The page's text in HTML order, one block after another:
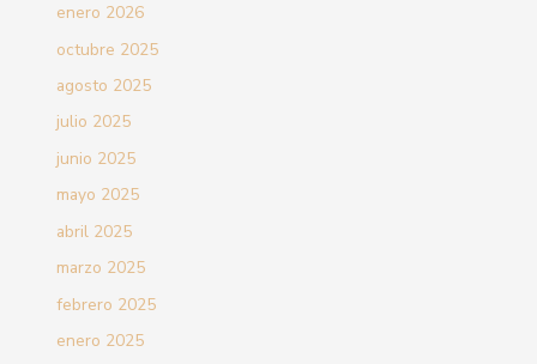
enero 2026
octubre 2025
agosto 2025
julio 2025
junio 2025
mayo 2025
abril 2025
marzo 2025
febrero 2025
enero 2025